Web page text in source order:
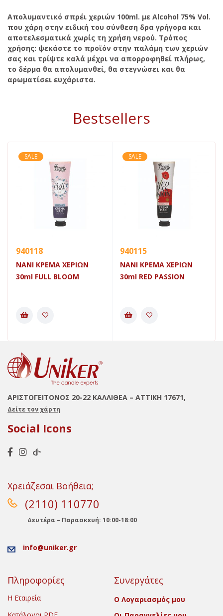
Απολυμαντικό σπρέι χεριών 100ml. με Alcohol 75% Vol.
που χάρη στην ειδική του σύνθεση δρα γρήγορα και
αποτελεσματικά χωρίς τη χρήση νερού. Τρόπος
χρήσης: ψεκάστε το προϊόν στην παλάμη των χεριών
σας και τρίψτε καλά μέχρι να απορροφηθεί πλήρως,
το δέρμα θα απολυμανθεί, θα στεγνώσει και θα
αρωματίσει ευχάριστα.
Bestsellers
SALE
940118
NANI ΚΡΕΜΑ ΧΕΡΙΩΝ
30ml FULL BLOOM
SALE
940115
NANI ΚΡΕΜΑ ΧΕΡΙΩΝ
30ml RED PASSION
ΑΡΙΣΤΟΓΕΙΤΟΝΟΣ 20-22 ΚΑΛΛΙΘΕΑ – ΑΤΤΙΚΗ 17671,
Δείτε τον χάρτη
Social Icons
Χρειάζεσαι Βοήθεια;
(2110) 110770
Δευτέρα – Παρασκευή: 10:00-18:00
info@uniker.gr
Πληροφορίες
Η Εταιρεία
Συνεργάτες
Ο Λογαριασμός μου